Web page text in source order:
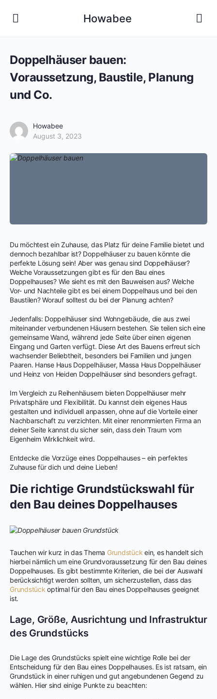
Howabee
Doppelhäuser bauen:
Voraussetzung, Baustile, Planung
und Co.
Howabee
August 3, 2023
Du möchtest ein Zuhause, das Platz für deine Familie bietet und
dennoch bezahlbar ist? Doppelhäuser zu bauen könnte die
perfekte Lösung sein! Aber was genau sind Doppelhäuser?
Welche Voraussetzungen gibt es für den Bau eines
Doppelhauses? Wie sieht es mit den Bauweisen aus? Welche
Vor- und Nachteile gibt es bei einem Doppelhaus und bei den
Baustilen? Worauf solltest du bei der Planung achten?
Jedenfalls: Doppelhäuser sind Wohngebäude, die aus zwei
miteinander verbundenen Häusern bestehen. Sie teilen sich eine
gemeinsame Wand, während jede Seite über einen eigenen
Eingang und Garten verfügt. Diese Art des Bauens erfreut sich
wachsender Beliebtheit, besonders bei Familien und jungen
Paaren. Hanse Haus Doppelhäuser, Massa Haus Doppelhäuser
und Heinz von Heiden Doppelhäuser sind besonders gefragt.
Im Vergleich zu Reihenhäusern bieten Doppelhäuser mehr
Privatsphäre und Flexibilität. Du kannst dein eigenes Haus
gestalten und individuell anpassen, ohne auf die Vorteile einer
Nachbarschaft zu verzichten. Mit einer renommierten Firma an
deiner Seite kannst du sicher sein, dass dein Traum vom
Eigenheim Wirklichkeit wird.
Entdecke die Vorzüge eines Doppelhauses – ein perfektes
Zuhause für dich und deine Lieben!
Die richtige Grundstückswahl für
den Bau deines Doppelhauses
Tauchen wir kurz in das Thema Grundstück ein, es handelt sich
hierbei nämlich um eine Grundvoraussetzung für den Bau deines
Doppelhauses. Es gibt bestimmte Kriterien, die bei der Auswahl
berücksichtigt werden sollten, um sicherzustellen, dass das
Grundstück optimal für den Bau eines Doppelhauses geeignet
ist.
Lage, Größe, Ausrichtung und Infrastruktur
des Grundstücks
Die Lage des Grundstücks spielt eine wichtige Rolle bei der
Entscheidung für den Bau eines Doppelhauses. Es ist ratsam, ein
Grundstück in einer ruhigen und gut angebundenen Gegend zu
wählen. Hier sind einige Punkte zu beachten: